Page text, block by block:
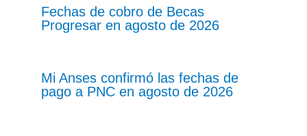
Fechas de cobro de Becas
Progresar en agosto de 2026
Mi Anses confirmó las fechas de
pago a PNC en agosto de 2026